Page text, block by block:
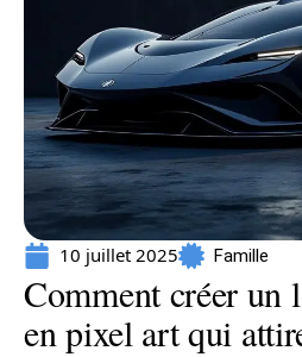
10 juillet 2025 Famille
Comment créer un
en pixel art qui